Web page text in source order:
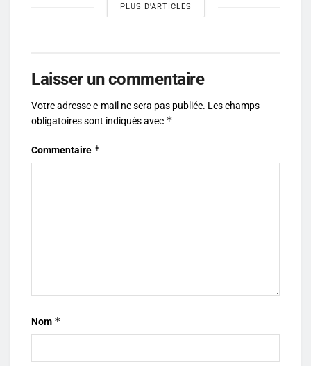
PLUS D'ARTICLES
Laisser un commentaire
Votre adresse e-mail ne sera pas publiée. Les champs
obligatoires sont indiqués avec *
Commentaire *
Nom *